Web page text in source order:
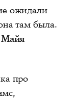
ожидали
там была.
Майя
про